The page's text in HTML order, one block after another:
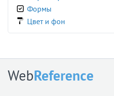
position
quotes
resize
scrollbar-color
Формы
Цвет и фон
WebReference